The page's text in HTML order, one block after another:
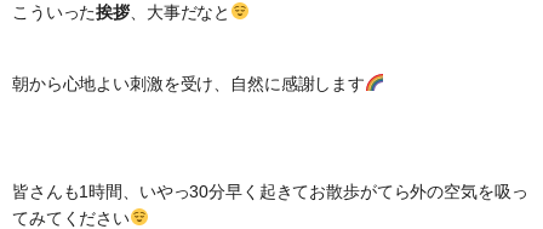
こういった挨拶 、大事だなと
朝から心地よい刺激を受け、自然に感謝します
皆さんも1時間、いやっ30分早く起きてお散歩がてら外の空気を吸っ
てみてください